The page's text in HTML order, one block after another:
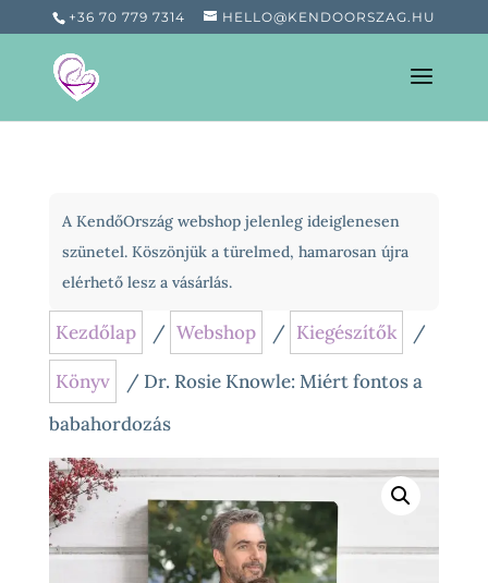
+36 70 779 7314 HELLO@KENDOORSZAG.HU
A KendőOrszág webshop jelenleg ideiglenesen
szünetel. Köszönjük a türelmed, hamarosan újra
elérhető lesz a vásárlás.
Kezdőlap / Webshop / Kiegészítők /
Könyv
/ Dr. Rosie Knowle: Miért fontos a
babahordozás